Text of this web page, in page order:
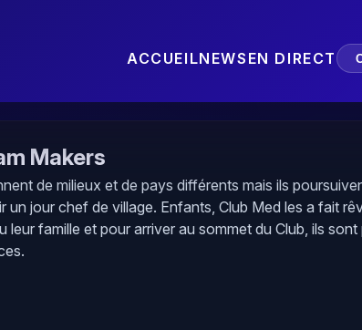
ACCUEILNEWS EN DIRECT
Makers
de milieux et de pays différents mais ils
un jour chef de village. Enfants, Club Med les a fait
leur famille et pour arriver au sommet du Club, ils